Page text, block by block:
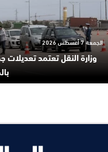
وزارة النقل تعتمد
الجمعة 7 أغسطس 2026